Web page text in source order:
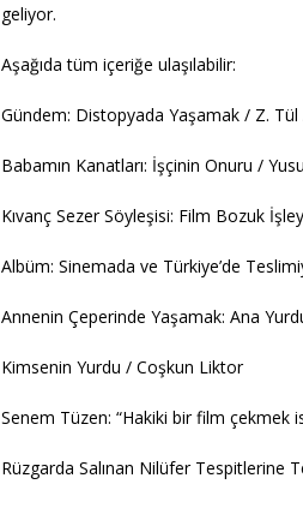
geliyor.
Aşağıda tüm içeriğe ulaşılabilir:
Gündem: Distopyada Yaşamak / Z. Tül
Babamın Kanatları: İşçinin Onuru /
Kıvanç Sezer Söyleşisi: Film Bozuk
Albüm: Sinemada ve Türkiye’de
Annenin Çeperinde Yaşamak: Ana
Kimsenin Yurdu / Coşkun Liktor
Senem Tüzen: “Hakiki bir film çekmek
Rüzgarda Salınan Nilüfer Tespitlerine